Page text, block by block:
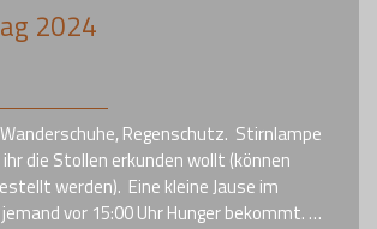
2024
Regenschutz. Stirnlampe
die Stollen erkunden wollt (können
werden). Eine kleine Jause im
vor 15:00 Uhr Hunger bekommt. …